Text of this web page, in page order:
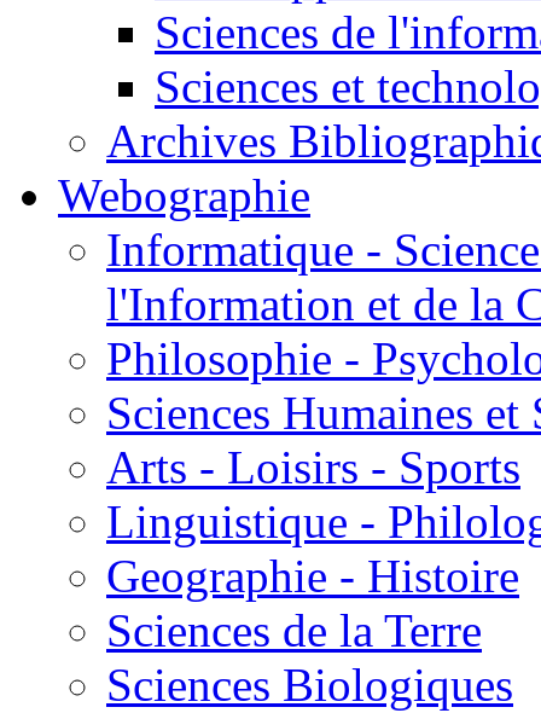
Sciences de
Sciences et
Archives
Webographie
Informatique -
l'Information et de la
Philosophie -
Sciences Humaines et
Arts - Loisirs - Sports
Linguistique -
Geographie - Histoire
Sciences de la Terre
Sciences Biologiques